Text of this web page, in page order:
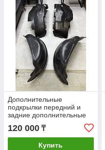
Дополнительные
подкрылки передний и
задние дополнительные
Lc200 / Lx570
120 000 ₸
Купить